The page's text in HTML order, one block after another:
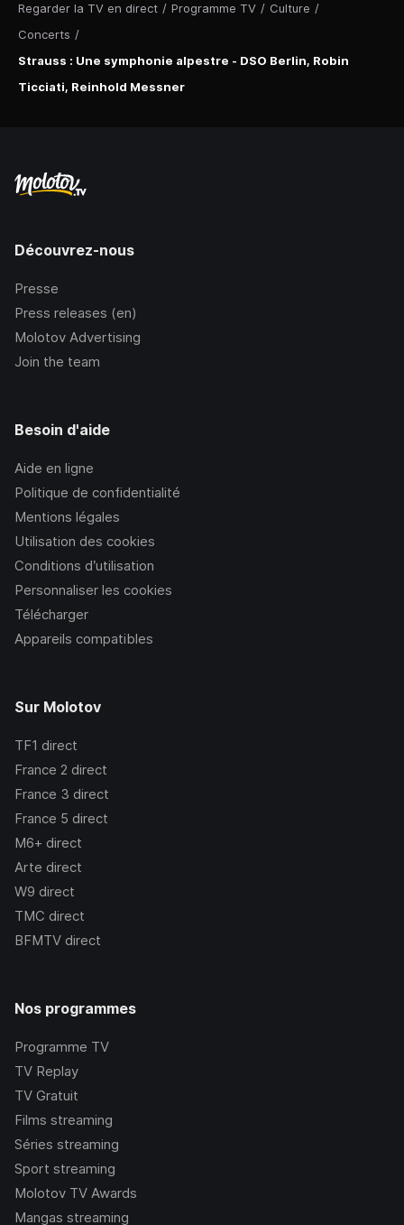
Regarder la TV en direct / Programme TV / Culture /
Concerts /
Strauss : Une symphonie alpestre - DSO Berlin, Robin
Ticciati, Reinhold Messner
Découvrez-nous
Presse
Press releases (en)
Molotov Advertising
Join the team
Besoin d'aide
Aide en ligne
Politique de confidentialité
Mentions légales
Utilisation des cookies
Conditions d’utilisation
Personnaliser les cookies
Télécharger
Appareils compatibles
Sur Molotov
TF1 direct
France 2 direct
France 3 direct
France 5 direct
M6+ direct
Arte direct
W9 direct
TMC direct
BFMTV direct
Nos programmes
Programme TV
TV Replay
TV Gratuit
Films streaming
Séries streaming
Sport streaming
Molotov TV Awards
Mangas streaming